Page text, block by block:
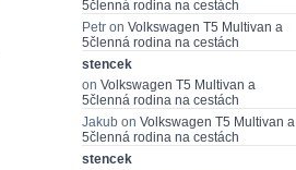
5členná rodina na cestách
Petr on Volkswagen T5 Multivan a
5členná rodina na cestách
stencek
on Volkswagen T5 Multivan a
5členná rodina na cestách
Jakub on Volkswagen T5 Multivan a
5členná rodina na cestách
stencek